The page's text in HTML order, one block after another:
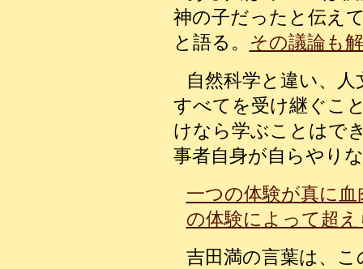
神の子だったと伝え
と語る。 その議論も
自然科学と違い、
すべてを受け継ぐこ
けなら学ぶことはで
事者自身が自らやり
一つの体験が真に
の体験によって超
吉田満の言葉は、